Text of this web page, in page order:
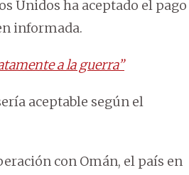
Unidos ha aceptado el pago
informada.
a la guerra”
aceptable según el
con Omán, el país en